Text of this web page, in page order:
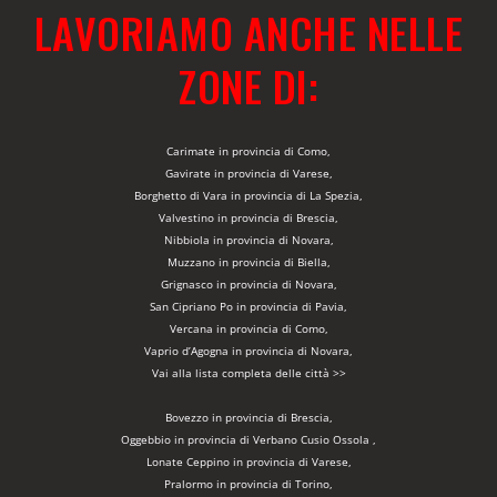
LAVORIAMO ANCHE NELLE
ZONE DI:
Carimate in provincia di Como,
Gavirate in provincia di Varese,
Borghetto di Vara in provincia di La Spezia,
Valvestino in provincia di Brescia,
Nibbiola in provincia di Novara,
Muzzano in provincia di Biella,
Grignasco in provincia di Novara,
San Cipriano Po in provincia di Pavia,
Vercana in provincia di Como,
Vaprio d’Agogna in provincia di Novara,
Vai alla lista completa delle città >>
Bovezzo in provincia di Brescia,
Oggebbio in provincia di Verbano Cusio Ossola ,
Lonate Ceppino in provincia di Varese,
Pralormo in provincia di Torino,